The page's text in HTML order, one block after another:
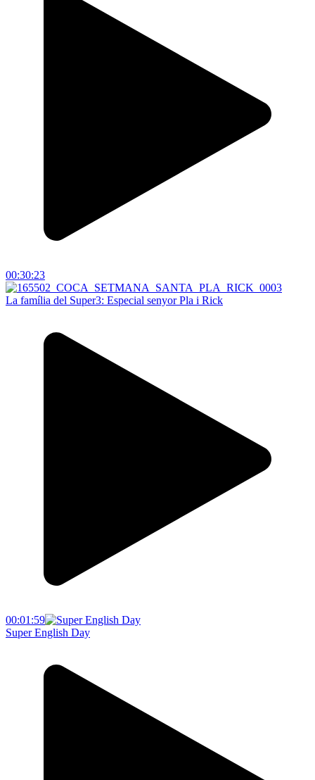
00:30:23
La família del Super3: Especial senyor Pla i Rick
00:01:59
Super English Day